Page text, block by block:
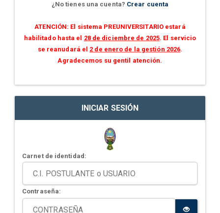
¿No tienes una cuenta? Crear cuenta
ATENCIÓN: El sistema PREUNIVERSITARIO estará
habilitado hasta el 28 de diciembre de 2025. El servicio
se reanudará el 2 de enero de la gestión 2026.
Agradecemos su gentil atención.
INICIAR SESIÓN
Carnet de identidad:
Contraseña: